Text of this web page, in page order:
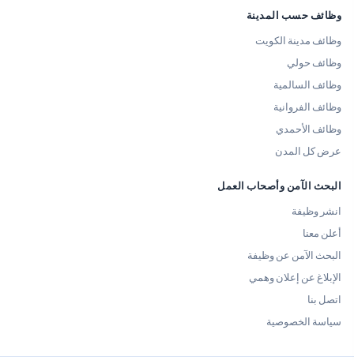
وظائف حسب المدينة
وظائف مدينة الكويت
وظائف حولي
وظائف السالمية
وظائف الفروانية
وظائف الأحمدي
عرض كل المدن
البحث الآمن وأصحاب العمل
انشر وظيفة
أعلن معنا
البحث الآمن عن وظيفة
الإبلاغ عن إعلان وهمي
اتصل بنا
سياسة الخصوصية